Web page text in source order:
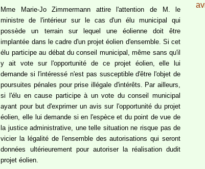
Mme Marie-Jo Zimmermann attire l'attention de M. le
ministre de l'intérieur sur le cas d'un élu municipal qui
possède un terrain sur lequel une éolienne doit être
implantée dans le cadre d'un projet éolien d'ensemble. Si cet
élu participe au débat du conseil municipal, même sans qu'il
y ait vote sur l'opportunité de ce projet éolien, elle lui
demande si l'intéressé n'est pas susceptible d'être l'objet de
poursuites pénales pour prise illégale d'intérêts. Par ailleurs,
si l'élu en cause participe à un vote du conseil municipal
ayant pour but d'exprimer un avis sur l'opportunité du projet
éolien, elle lui demande si en l'espèce et du point de vue de
la justice administrative, une telle situation ne risque pas de
vicier la légalité de l'ensemble des autorisations qui seront
données ultérieurement pour autoriser la réalisation dudit
projet éolien.